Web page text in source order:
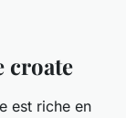
croate
est riche en